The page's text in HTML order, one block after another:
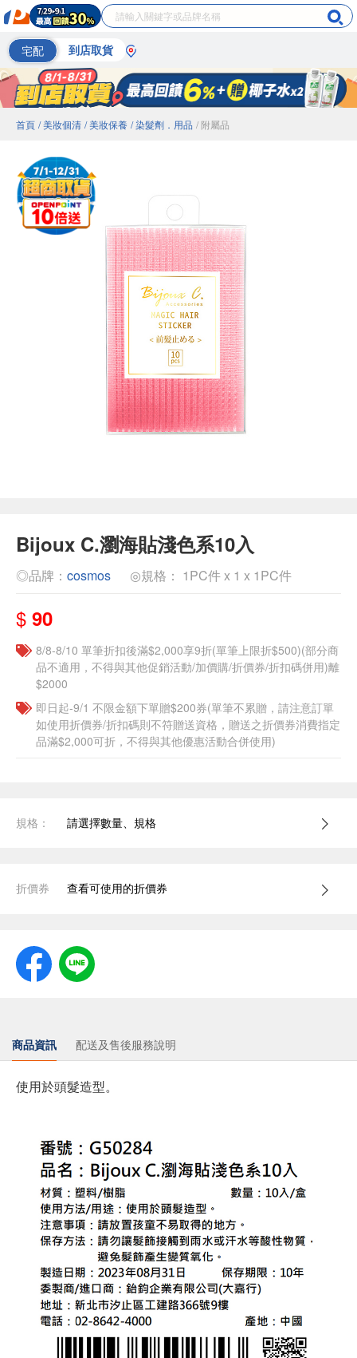
宅配 到店取貨
首頁 / 美妝個清 / 美妝保養 / 染髮劑．用品 / 附屬品
Bijoux C.瀏海貼淺色系10入
◎品牌： cosmos ◎規格： 1PC件 x 1 x 1PC件
$ 90
8/8-8/10 單筆折扣後滿$2,000享9折(單筆上限折$500)(部分商
品不適用，不得與其他促銷活動/加價購/折價券/折扣碼併用)離
$2000
即日起-9/1 不限金額下單贈$200券(單筆不累贈，請注意訂單
如使用折價券/折扣碼則不符贈送資格，贈送之折價券消費指定
品滿$2,000可折，不得與其他優惠活動合併使用)
規格： 請選擇數量、規格
折價券 查看可使用的折價券
商品資訊 配送及售後服務說明
使用於頭髮造型。